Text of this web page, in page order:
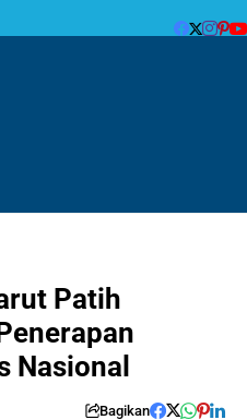
Patih
Nasional
Bagikan